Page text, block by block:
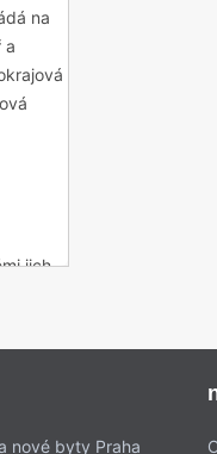
na
a
jich
je
z
nové byty Praha